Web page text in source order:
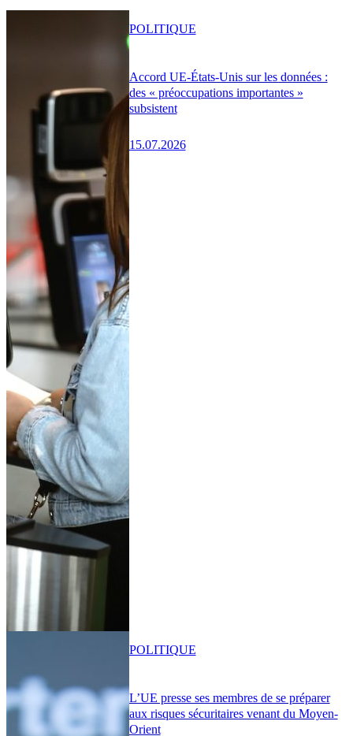
Accord UE-États-Unis sur les données :
des « préoccupations importantes »
subsistent
15.07.2026
POLITIQUE
L’UE presse ses membres de se préparer
aux risques sécuritaires venant du Moyen-
Orient
POLITIQUE